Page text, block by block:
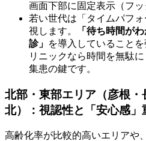
画面下部に固定表示（フッ
若い世代は「タイムパフ
視します。
「待ち時間が
診」 を導入していること
リニックなら時間を無駄
集患の鍵です。
北部・東部エリア（彦根・
北）：視認性と「安心感」
高齢化率が比較的高いエリアや